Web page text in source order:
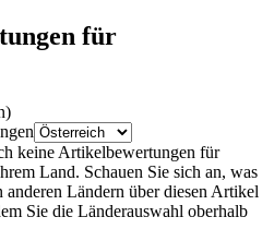
für
keine Artikelbewertungen für
Land. Schauen Sie sich an, was
anderen Ländern über diesen Artikel
Sie die Länderauswahl oberhalb